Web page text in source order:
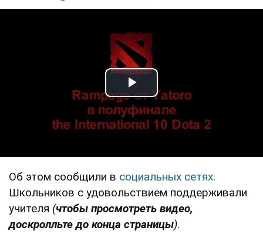
Play Video
Об этом сообщили в социальных сетях.
Школьников с удовольствием поддерживали
учителя (чтобы просмотреть видео,
доскролльте до конца страницы).